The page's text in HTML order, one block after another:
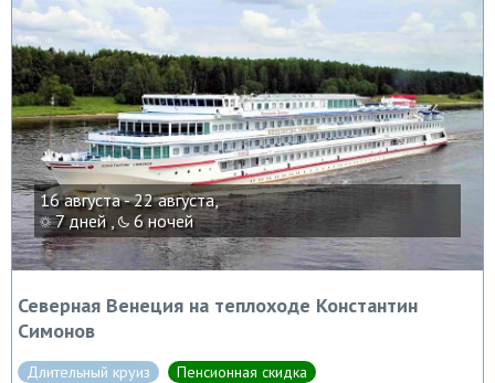
16 августа - 22 августа,
7 дней ,
6 ночей
Северная Венеция на теплоходе Константин
Симонов
Длительный круиз Пенсионная скидка